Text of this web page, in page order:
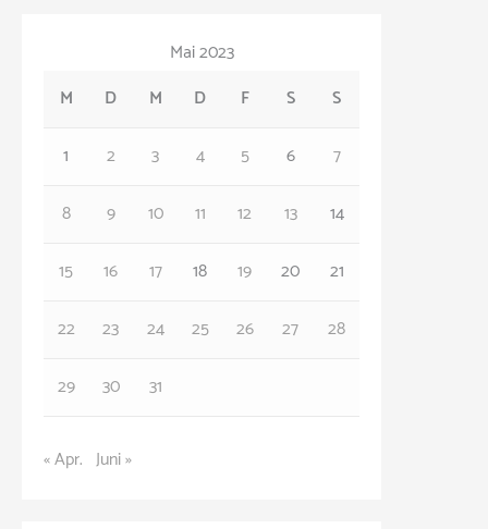
Mai 2023
M
D M D F S
S
1
2 3 4 5 6
7
8
9 10 11 12 13
14
15
16 17 18 19 20
21
22
23 24 25 26 27
28
29
30 31
« Apr. Juni »